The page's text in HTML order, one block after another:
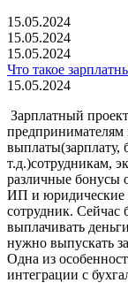
15.05.2024
15.05.2024
15.05.2024
Что такое
15.05.2024
Зарплатный
предпринимателям
выплаты(зарплату,
т.д.)сотрудникам,
различные бонусы
ИП и юридические
сотрудник. Сейчас
выплачивать
нужно выпускать
Одна из
интеграции с